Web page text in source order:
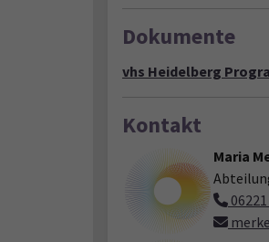
Dokumente
vhs Heidelberg
Kontakt
Maria